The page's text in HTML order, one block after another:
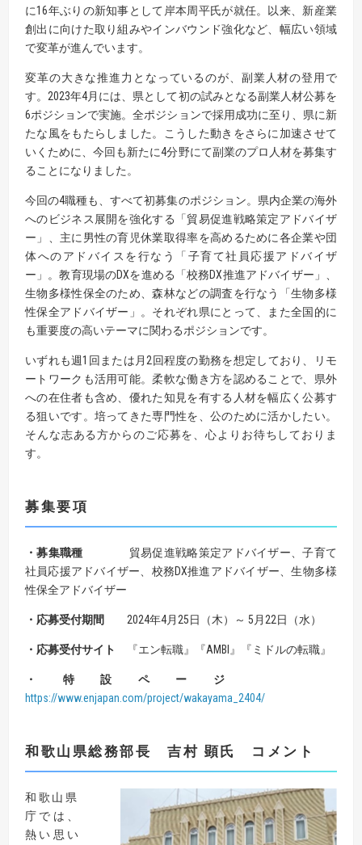
に16年ぶりの新知事として岸本周平氏が就任。以来、新産業
創出に向けた取り組みやインバウンド強化など、幅広い領域
で変革が進んでいます。
変革の大きな推進力となっているのが、副業人材の登用で
す。2023年4月には、県として初の試みとなる副業人材公募を
6ポジションで実施。全ポジションで採用成功に至り、県に新
たな風をもたらしました。こうした動きをさらに加速させて
いくために、今回も新たに4分野にて副業のプロ人材を募集す
ることになりました。
今回の4職種も、すべて初募集のポジション。県内企業の海外
へのビジネス展開を強化する「貿易促進戦略策定アドバイザ
ー」、主に男性の育児休業取得率を高めるために各企業や団
体へのアドバイスを行なう「子育て社員応援アドバイザ
ー」。教育現場のDXを進める「校務DX推進アドバイザー」、
生物多様性保全のため、森林などの調査を行なう「生物多様
性保全アドバイザー」。それぞれ県にとって、また全国的に
も重要度の高いテーマに関わるポジションです。
いずれも週1回または月2回程度の勤務を想定しており、リモ
ートワークも活用可能。柔軟な働き方を認めることで、県外
への在住者も含め、優れた知見を有する人材を幅広く公募す
る狙いです。培ってきた専門性を、公のために活かしたい。
そんな志ある方からのご応募を、心よりお待ちしておりま
す。
募集要項
・募集職種 貿易促進戦略策定アドバイザー、子育て
社員応援アドバイザー、校務DX推進アドバイザー、生物多様
性保全アドバイザー
・応募受付期間 2024年4月25日（木）～ 5月22日（水）
・応募受付サイト 『エン転職』『AMBI』『ミドルの転職』
・特設ページ
https://www.enjapan.com/project/wakayama_2404/
和歌山県総務部長 吉村 顕氏 コメント
和歌山県
庁では、
熱い思い